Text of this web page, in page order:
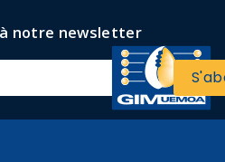
notre newsletter